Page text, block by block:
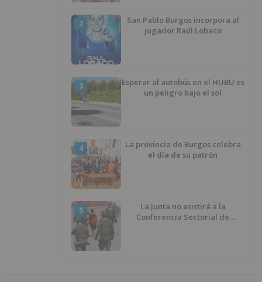
2
San Pablo Burgos incorpora al
jugador Raúl Lobaco
3
Esperar al autobús en el HUBU es
un peligro bajo el sol
4
La provincia de Burgos celebra
el día de su patrón
5
La Junta no asistirá a la
Conferencia Sectorial de